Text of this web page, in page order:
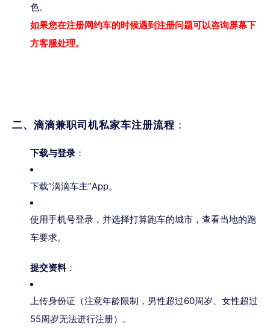
色。
如果您在注册网约车的时候遇到注册问题可以咨询屏幕下
方客服处理。
二、滴滴兼职司机私家车注册流程 ：
下载与登录 ：
下载“滴滴车主”App。
使用手机号登录，并选择打算跑车的城市，查看当地的跑
车要求。
提交资料：
上传身份证（注意年龄限制，男性超过60周岁、女性超过
55周岁无法进行注册）。